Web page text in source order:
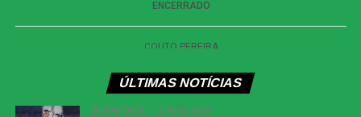
— Athletico-PR<br>Dudu, aos 32 minutos do
segundo tempo — Athletico-PR
Santos; Gilberto Moraes (Vargas), Aguirre e
Arthur Dias; Benavídez, Jadson, Luiz Gustavo
(Zapelli) e João Cruz (Dudu); Leozinho (Léo
Derik), Mendoza (Jorge Rivaldo) e Viveros.
ÚLTIMAS NOTÍCIAS
BOTAFOGO 10 horas atrás